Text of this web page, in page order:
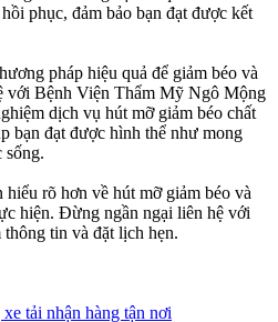
phục, đảm bảo bạn đạt được kết
pháp hiệu quả để giảm béo và
với Bệnh Viện Thẩm Mỹ Ngô Mộng
dịch vụ hút mỡ giảm béo chất
bạn đạt được hình thể như mong
sống.
rõ hơn về hút mỡ giảm béo và
hiện. Đừng ngần ngại liên hệ với
tin và đặt lịch hẹn.